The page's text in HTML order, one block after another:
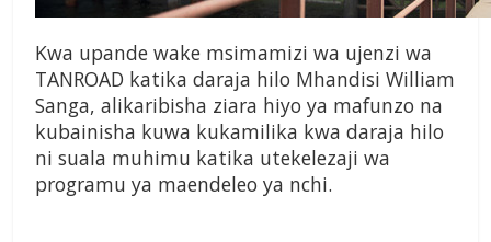
Kwa upande wake msimamizi wa ujenzi wa
TANROAD katika daraja hilo Mhandisi William
Sanga, alikaribisha ziara hiyo ya mafunzo na
kubainisha kuwa kukamilika kwa daraja hilo
ni suala muhimu katika utekelezaji wa
programu ya maendeleo ya nchi.